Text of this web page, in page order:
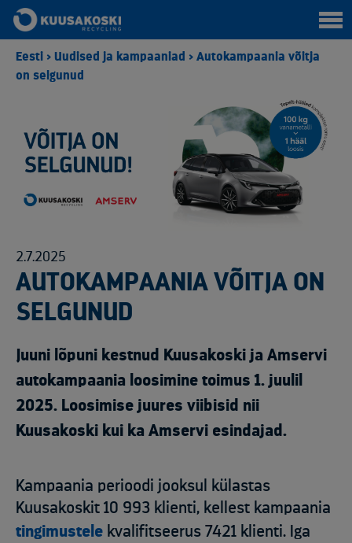
Eesti > Uudised ja kampaaniad > Autokampaania võitja
on selgunud
2.7.2025
AUTOKAMPAANIA VÕITJA ON
SELGUNUD
Juuni lõpuni kestnud Kuusakoski ja Amservi
autokampaania loosimine toimus 1. juulil
2025. Loosimise juures viibisid nii
Kuusakoski kui ka Amservi esindajad.
Kampaania perioodi jooksul külastas
Kuusakoskit 10 993 klienti, kellest kampaania
tingimustele kvalifitseerus 7421 klienti. Iga